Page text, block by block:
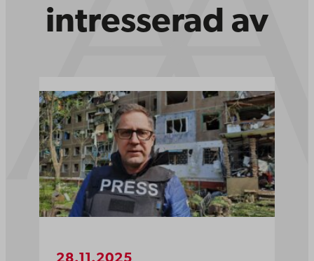
intresserad av